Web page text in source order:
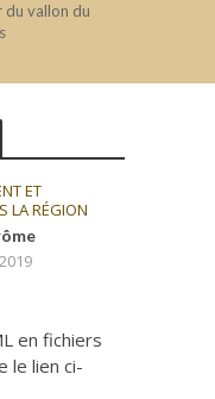
du vallon du
ET
LA RÉGION
en fichiers
le lien ci-